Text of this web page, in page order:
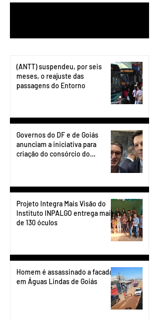
(ANTT) suspendeu, por seis
meses, o reajuste das
passagens do Entorno
Governos do DF e de Goiás
anunciam a iniciativa para
criação do consórcio do
Projeto Integra Mais Visão do
Instituto INPALGO entrega mais
de 130 óculos
Homem é assassinado a facadas
em Águas Lindas de Goiás